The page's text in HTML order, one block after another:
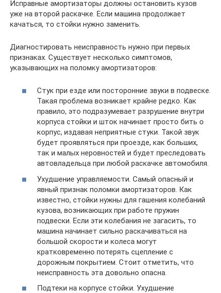
Исправные амортизаторы должны остановить кузов
уже на второй раскачке. Если машина продолжает
качаться, то стойки нужно заменить.
Диагностировать неисправность нужно при первых
признаках. Существует несколько симптомов,
указывающих на поломку амортизаторов:
Стук при езде или посторонние звуки в подвеске.
Такая проблема возникает крайне редко. Как
правило, это подразумевает разрушение внутри
корпуса стойки и шток начинает просто бить о
корпус, издавая неприятные стуки. Такой звук
будет проявляться при проезде, как больших,
так и малых неровностей и будет преследовать
автовладельца при любой раскачке автомобиля.
Ухудшение управляемости. Самый опасный и
явный признак поломки амортизаторов. Как
известно, стойки нужны для гашения колебаний
кузова, возникающих при работе пружин
подвески. Если эти колебания не загасить, то
машина начинает сильно раскачиваться на
большой скорости и колеса могут
кратковременно потерять сцепление с
дорожным покрытием. Стоит отметить, что
неисправность эта довольно опасна.
Подтеки на корпусе стойки. Ухудшение